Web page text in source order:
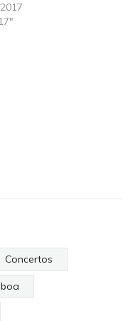
Concertos